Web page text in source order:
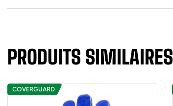
PRODUITS SIMILAIRES
COVERGUARD